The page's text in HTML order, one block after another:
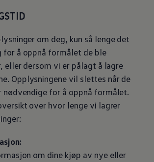
om deg, kun så lenge det
for å oppnå formålet de ble
eller dersom vi er pålagt å lagre
Opplysningene vil slettes når de
nødvendige for å oppnå formålet.
over hvor lenge vi lagrer
om dine kjøp av nye eller